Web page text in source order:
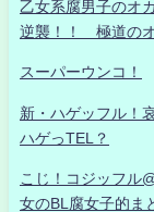
乙女系腐男子のオ
逆襲！！ 極道のオ
スーパーウンコ！
新・ハゲッフル！
ハゲっTEL？
こじ！コジッフル
女のBL腐女子的ま